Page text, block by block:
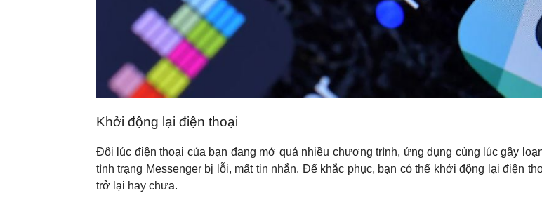
Khởi động lại điện thoại
Đôi lúc điện thoại của bạn đang mở quá nhiều chương trình, ứng dụng cùng lúc gây
tình trạng Messenger bị lỗi, mất tin nhắn. Để khắc phục, bạn có thể khởi động lại điện
trở lại hay chưa.